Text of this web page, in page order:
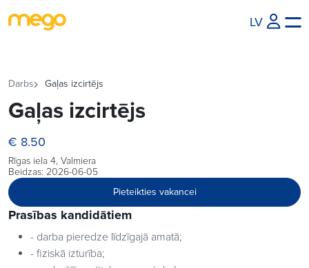
LV
Darbs Gaļas izcirtējs
Gaļas izcirtējs
€ 8.50
Rīgas iela 4, Valmiera
Beidzas: 2026-06-05
Pieteikties vakancei
Prasības kandidātiem
- darba pieredze līdzīgajā amatā;
- fiziskā izturība;